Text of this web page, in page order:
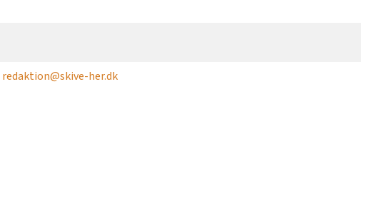
redaktion@skive-her.dk